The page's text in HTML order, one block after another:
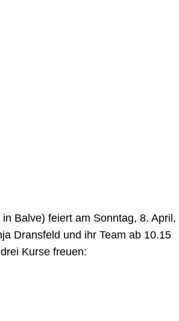
Balve) feiert am Sonntag, 8. April,
Dransfeld und ihr Team ab 10.15
Kurse freuen: